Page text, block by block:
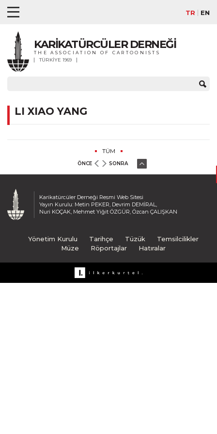
TR EN
KARİKATÜRCÜLER DERNEĞİ
THE ASSOCIATION OF CARTOONISTS
TÜRKİYE 1969
LI XIAO YANG
TÜM
ÖNCE SONRA
Karikatürcüler Derneği Resmi Web Sitesi
Yayın Kurulu: Metin PEKER, Devrim DEMİRAL,
Nuri KOÇAK, Mehmet Yiğit ÖZGÜR, Özcan ÇALIŞKAN
Yönetim Kurulu Tarihçe Tüzük
Temsilcilikler
Müze
Röportajlar Hatıralar